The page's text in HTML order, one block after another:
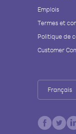
Emplois
Termes et
Politique de
Customer
Français